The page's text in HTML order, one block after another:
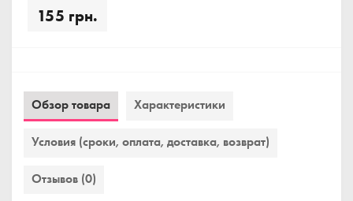
155 грн.
Обзор товара Характеристики
Условия (сроки, оплата, доставка, возврат)
Отзывов (0)